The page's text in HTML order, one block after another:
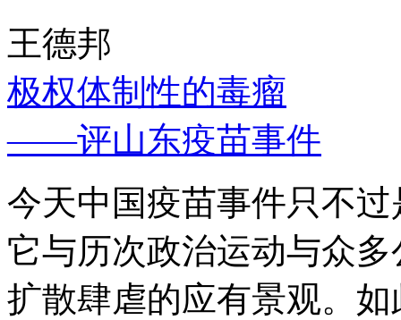
王德邦
极权体制性的毒瘤
——评山东疫苗事件
今天中国疫苗事件只不
它与历次政治运动与众
扩散肆虐的应有景观。